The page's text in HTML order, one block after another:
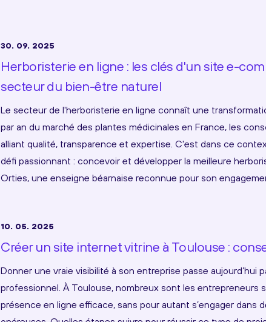
30. 09. 2025
Herboristerie en ligne : les clés d'un site e-
secteur du bien-être naturel
Le secteur de l'herboristerie en ligne connaît une
par an du marché des plantes médicinales en France, les
alliant qualité, transparence et expertise. C'est dans ce
défi passionnant : concevoir et développer la meilleure
Orties, une enseigne béarnaise reconnue pour son
10. 05. 2025
Créer un site internet vitrine à Toulouse :
Donner une vraie visibilité à son entreprise passe aujourd’hui
professionnel. À Toulouse, nombreux sont les entrepreneurs
présence en ligne efficace, sans pour autant s’engager dans